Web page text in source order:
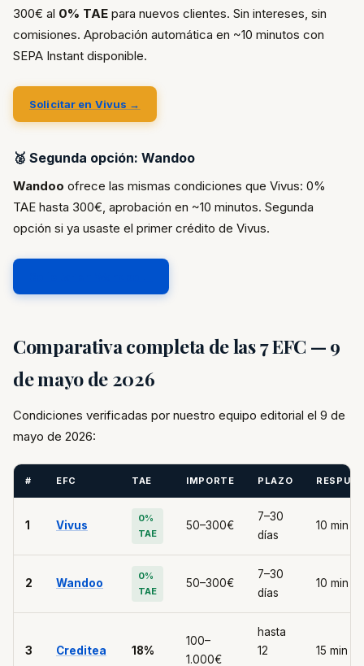
300€ al 0% TAE para nuevos clientes. Sin intereses, sin
comisiones. Aprobación automática en ~10 minutos con
SEPA Instant disponible.
Solicitar en Vivus →
🥈 Segunda opción: Wandoo
Wandoo ofrece las mismas condiciones que Vivus: 0%
TAE hasta 300€, aprobación en ~10 minutos. Segunda
opción si ya usaste el primer crédito de Vivus.
Comparativa completa de las 7 EFC — 9
de mayo de 2026
Condiciones verificadas por nuestro equipo editorial el 9 de
mayo de 2026:
# EFC TAE IMPORTE PLAZO
1 Vivus
0%
TAE
50–300€
7–30
días
10 min
2 Wandoo
0%
TAE
50–300€
7–30
días
10 min
3 Creditea 18%
100–
1.000€
hasta
12
15 min